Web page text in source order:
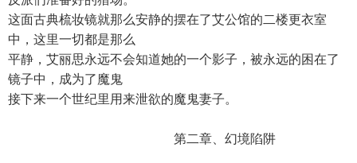
这面古典梳妆镜就那么安静的摆在了艾公馆的二楼更衣室
中，这里一切都是那么
平静，艾丽思永远不会知道她的一个影子，被永远的困在了
镜子中，成为了魔鬼
接下来一个世纪里用来泄欲的魔鬼妻子。
第二章、幻境陷阱